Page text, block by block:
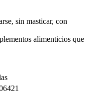
sin masticar, con
alimenticios que